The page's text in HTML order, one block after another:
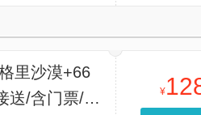
里沙漠+66
送/含门票/纯
¥